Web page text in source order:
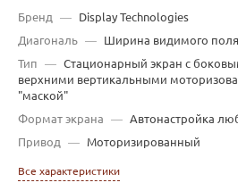
Бренд —
Display Technologies
Диагональ —
Ширина видимого
Тип
— Стационарный экран с
верхними вертикальными
"маской"
Формат экрана
—
Автонастройка
Привод
— Моторизированный
Все характеристики